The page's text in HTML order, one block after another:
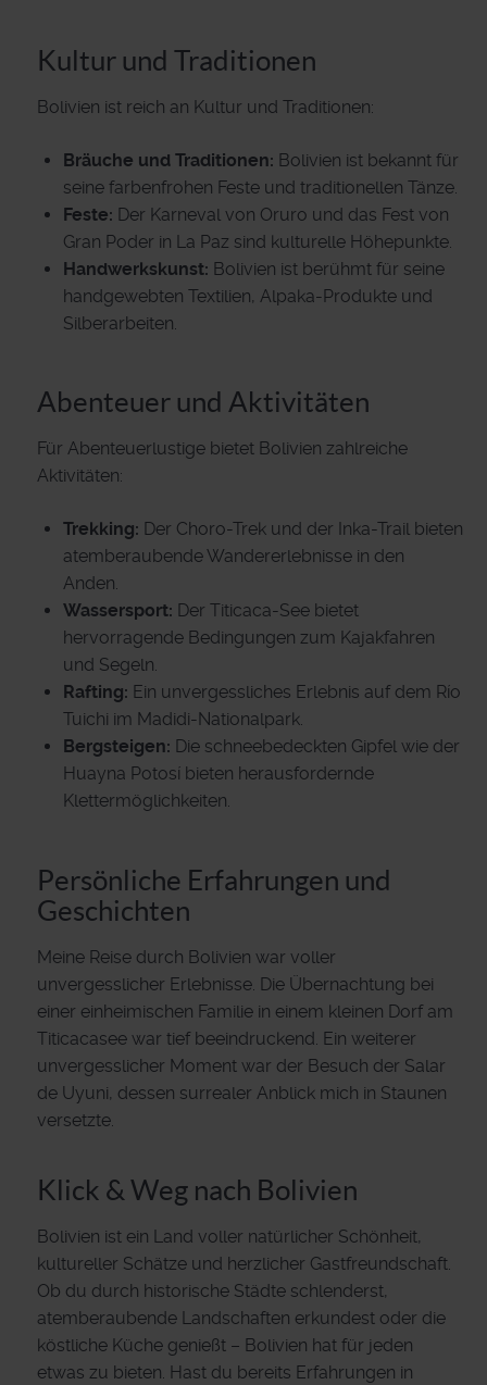
Kultur und Traditionen
Bolivien ist reich an Kultur und Traditionen:
Bräuche und Traditionen: Bolivien ist bekannt für
seine farbenfrohen Feste und traditionellen Tänze.
Feste: Der Karneval von Oruro und das Fest von
Gran Poder in La Paz sind kulturelle Höhepunkte.
Handwerkskunst: Bolivien ist berühmt für seine
handgewebten Textilien, Alpaka-Produkte und
Silberarbeiten.
Abenteuer und Aktivitäten
Für Abenteuerlustige bietet Bolivien zahlreiche
Aktivitäten:
Trekking: Der Choro-Trek und der Inka-Trail bieten
atemberaubende Wandererlebnisse in den
Anden.
Wassersport: Der Titicaca-See bietet
hervorragende Bedingungen zum Kajakfahren
und Segeln.
Rafting: Ein unvergessliches Erlebnis auf dem Río
Tuichi im Madidi-Nationalpark.
Bergsteigen: Die schneebedeckten Gipfel wie der
Huayna Potosí bieten herausfordernde
Klettermöglichkeiten.
Persönliche Erfahrungen und
Geschichten
Meine Reise durch Bolivien war voller
unvergesslicher Erlebnisse. Die Übernachtung bei
einer einheimischen Familie in einem kleinen Dorf am
Titicacasee war tief beeindruckend. Ein weiterer
unvergesslicher Moment war der Besuch der Salar
de Uyuni, dessen surrealer Anblick mich in Staunen
versetzte.
Klick & Weg nach Bolivien
Bolivien ist ein Land voller natürlicher Schönheit,
kultureller Schätze und herzlicher Gastfreundschaft.
Ob du durch historische Städte schlenderst,
atemberaubende Landschaften erkundest oder die
köstliche Küche genießt – Bolivien hat für jeden
etwas zu bieten. Hast du bereits Erfahrungen in